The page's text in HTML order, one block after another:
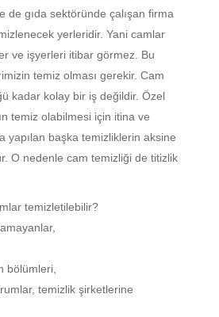
de gıda sektöründe çalışan firma
yerleridir. Yani camlar
ve işyerleri itibar görmez. Bu
temiz olması gerekir. Cam
kadar kolay bir iş değildir. Özel
temiz olabilmesi için itina ve
yapılan başka temizliklerin aksine
O nedenle cam temizliği de titizlik
temizletilebilir?
bölümleri,
temizlik şirketlerine